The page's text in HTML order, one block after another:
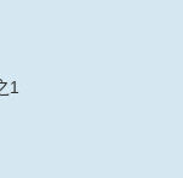
傳送商業性資料
郵件上註明是由
您能隨時停止接
資料。
1